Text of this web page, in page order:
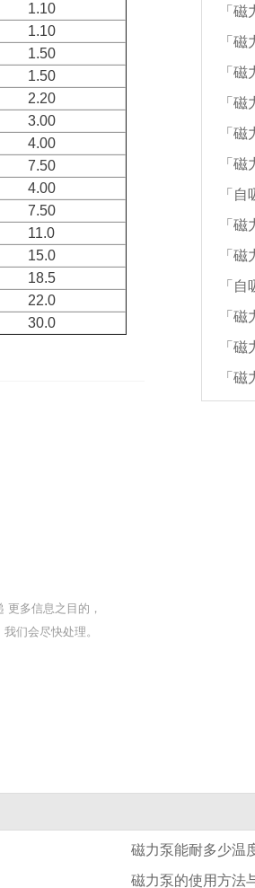
1.10
1.10
1.50
1.50
2.20
3.00
4.00
7.50
4.00
7.50
11.0
15.0
18.5
22.0
30.0
更多信息之目的，
们会尽快处理。
「
「
「
「
「
「
「
「
「
心泵「
「
「
「
磁力泵能耐多少温
磁力泵的使用方法